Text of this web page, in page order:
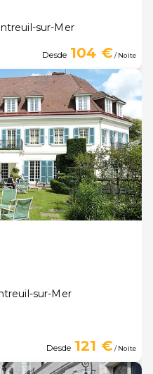
sur-Mer
Desde 104 €/ Noite
sur-Mer
Desde 121 €/ Noite